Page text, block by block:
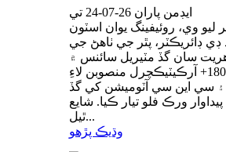
ايڊمن پاران 26-07-24 تي
ليو وي، روئيفينگ يوان اسٽون
ڊي ڊائريڪٽر، پٿر جي ٺاھڻ جي
سان گڏ مٽيريل سائنس ۾
پي ايڇ ڊي. 180+ آرڪيٽيڪچرل منصوبن لاءِ
۽ سي اين سي آٽوميشن کي گڏ
ورڪ فلو تيار ڪيا. شايع
ٿيل...
وڌيڪ پڙهو